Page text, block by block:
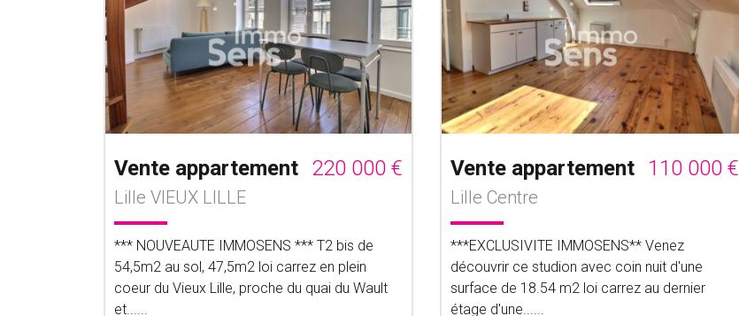
Vente appartement 220 000 €
Lille VIEUX LILLE
*** NOUVEAUTE IMMOSENS *** T2 bis de
54,5m2 au sol, 47,5m2 loi carrez en plein
coeur du Vieux Lille, proche du quai du Wault
et......
Vente appartement 110 000 €
Lille Centre
***EXCLUSIVITE IMMOSENS** Venez
découvrir ce studion avec coin nuit d'une
surface de 18.54 m2 loi carrez au dernier
étage d'une......